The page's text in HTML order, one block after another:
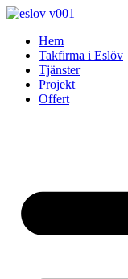
Skip
contentHem
Takfirma i Eslöv
Tjänster
Projekt
Offert